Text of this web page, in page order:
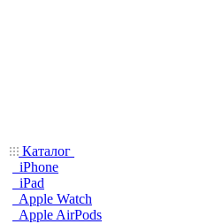
Каталог
iPhone
iPad
Apple Watch
Apple AirPods